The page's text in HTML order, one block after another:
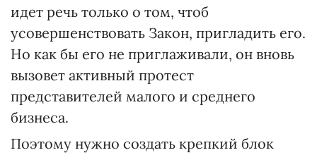
идет речь только о том, чтоб
усовершенствовать Закон, пригладить его.
Но как бы его не приглаживали, он вновь
вызовет активный протест
представителей малого и среднего
бизнеса.
Поэтому нужно создать крепкий блок